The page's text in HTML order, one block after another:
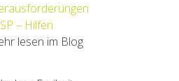
– Hilfen
lesen im Blog